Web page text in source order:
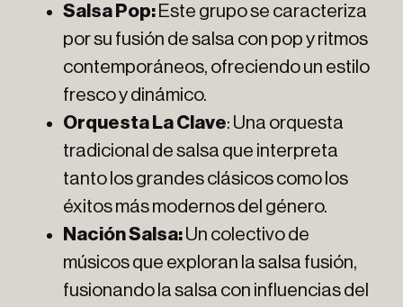
Salsa Pop: Este grupo se caracteriza
por su fusión de salsa con pop y ritmos
contemporáneos, ofreciendo un estilo
fresco y dinámico.
Orquesta La Clave: Una orquesta
tradicional de salsa que interpreta
tanto los grandes clásicos como los
éxitos más modernos del género.
Nación Salsa:Un colectivo de
músicos que exploran la salsa fusión,
fusionando la salsa con influencias del